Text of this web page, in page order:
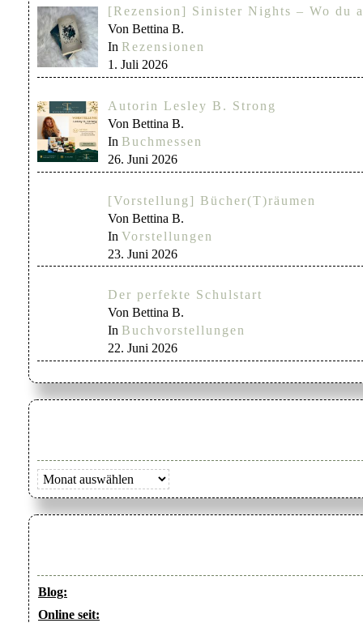
[Rezension] Sinister Nights – Wo du
Von Bettina B.
In Rezensionen
1. Juli 2026
Autorin Lesley B. Strong
Von Bettina B.
In Buchmessen
26. Juni 2026
[Vorstellung] Bücher(T)räumen
Von Bettina B.
In Vorstellungen
23. Juni 2026
Der perfekte Schulstart
Von Bettina B.
In Buchvorstellungen
22. Juni 2026
Archiv
Blog:
Online seit: